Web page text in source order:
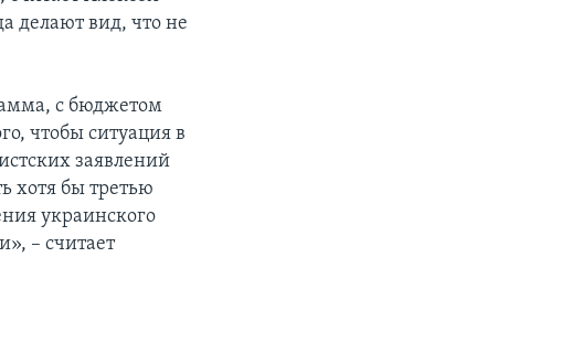
делают вид, что не
с бюджетом
чтобы ситуация в
заявлений
хотя бы третью
украинского
– считает